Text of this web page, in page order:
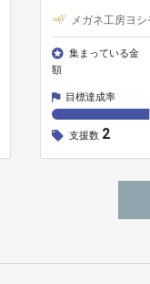
メガネ工房ヨシ
集まっている金
額
目標達成率
支援数 2